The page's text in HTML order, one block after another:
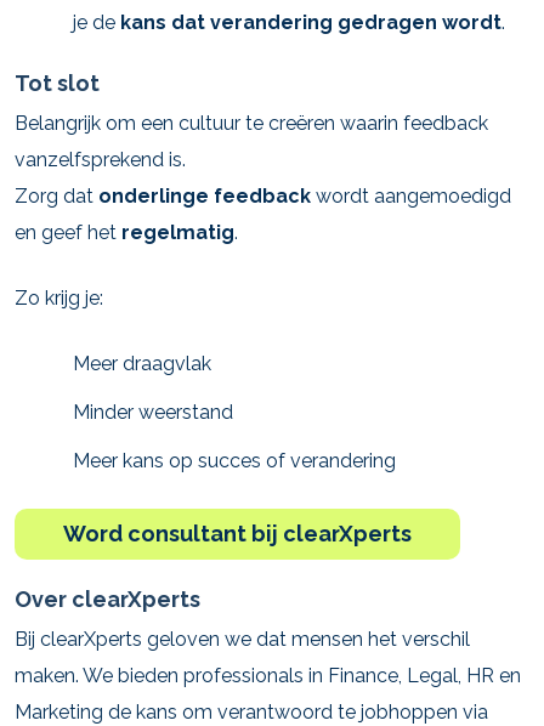
je de kans dat verandering gedragen wordt.
Tot slot
Belangrijk om een cultuur te creëren waarin feedback
vanzelfsprekend is.
Zorg dat onderlinge feedback wordt aangemoedigd
en geef het regelmatig.
Zo krijg je:
Meer draagvlak
Minder weerstand
Meer kans op succes of verandering
Word consultant bij clearXperts
Over clearXperts
Bij clearXperts geloven we dat mensen het verschil
maken. We bieden professionals in Finance, Legal, HR en
Marketing de kans om verantwoord te jobhoppen via